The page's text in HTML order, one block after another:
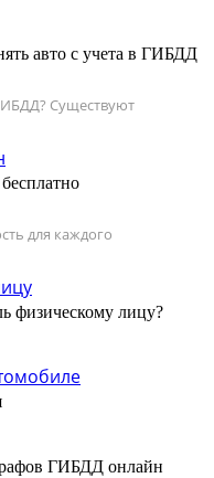
авто с учета в ГИБДД
Существуют
для каждого
физическому лицу?
ГИБДД онлайн